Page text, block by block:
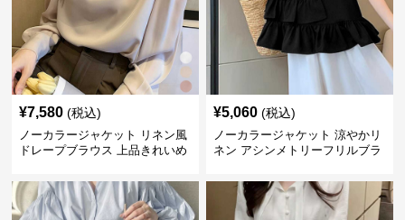
¥7,580 (税込)
ノーカラージャケット リネン風
ドレープブラウス 上品きれいめ
¥5,060 (税込)
ノーカラージャケット 涼やかリ
ネン アシンメトリーフリルブラ